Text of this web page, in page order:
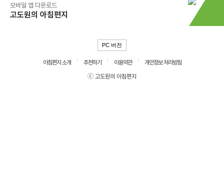
모바일 앱 다운로드
고도원의 아침편지
PC 버전
아침편지 소개 추천하기 이용약관
개인정보 처리방침
ⓒ 고도원의 아침편지